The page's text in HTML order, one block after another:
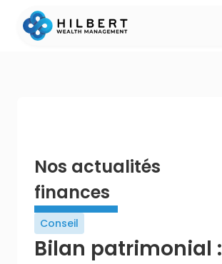
Nos actualités
finances
Conseil
Bilan patrimonial :